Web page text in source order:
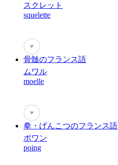
スクレット
squelette
♥
骨髄のフランス語
ムワル
moelle
♥
拳・げんこつのフランス語
ポワン
poing